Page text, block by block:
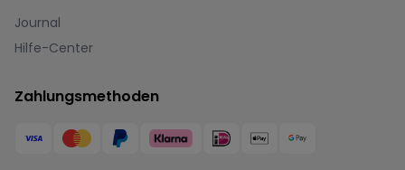
Journal
Hilfe-Center
Zahlungsmethoden